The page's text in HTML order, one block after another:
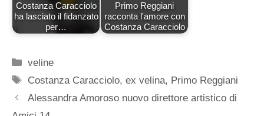
Costanza Caracciolo
ha lasciato il fidanzato
per…
Primo Reggiani
racconta l'amore con
Costanza Caracciolo
Categorie
veline
Tag
Costanza Caracciolo,ex velina, Primo Reggiani
Alessandra Amoroso nuovo direttore artistico di